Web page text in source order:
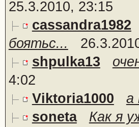
25.3.2010, 23:15
cassandra1982
боятьс...
shpulka13
4:02
Viktoria1000
а
soneta
Как я